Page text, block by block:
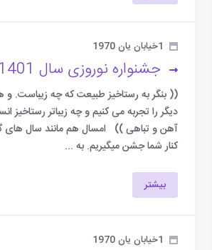
1خیابان یان 1970
جشنواره نوروزی سال 1401
(( بنگر به رستاخیز طبیعت که چه زیباست. و
دیگر را تجربه می کنیم و چه زیباتر رستاخیز
آهن و تباهی )) امسال هم مانند سال های
کنار شما جشن میگیریم. به ...
بیشتر
1خیابان یان 1970